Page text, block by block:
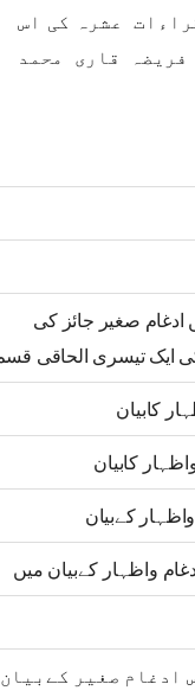
عشرہ کی اس
قاری محمد
ادغام صغیر جائز کی
ایک تیسری الحاقی
کابیان
کابیان
کےبیان
واظہار کےبیان میں
ادغام صغیر کےبیان